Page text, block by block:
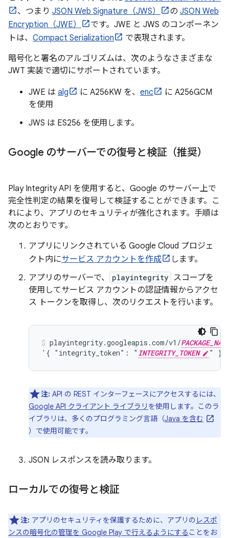
、つまり JSON Web Signature（JWS） の JSON Web
Encryption（JWE）
です。JWE と JWS のコンポーネン
トは、 Compact Serialization
で表現されます。
暗号化と署名のアルゴリズムは、次のようなさまざまな
JWT 実装で適切にサポートされています。
JWE は alg に A256KW を、 enc
に A256GCM
を使用
JWS は ES256 を使用します。
Google のサーバーでの復号と検証（推奨）
Play Integrity API を使用すると、Google のサーバー上で
完全性判定の結果を復号して検証することができます。こ
れにより、アプリのセキュリティが強化されます。手順は
次のとおりです。
アプリにリンクされている Google Cloud プロジェ
クト内にサービス アカウントを作成
します。
アプリのサーバーで、
playintegrity スコープを
使用してサービス アカウントの認証情報からアクセ
ス トークンを取得し、次のリクエストを行います。
playintegrity.googleapis.com/v1/
'{ "integrity_token": " INTEGRITY_TOKEN " }'
注: API の REST インターフェースにアクセスするには、
Google API クライアント ライブラリ を使用します。このラ
イブラリは、多くのプログラミング言語（Java を含む
）で使用可能です。
JSON レスポンスを読み取ります。
ローカルでの復号と検証
注: アプリのセキュリティを保護するために、アプリの レスポ
ンスの暗号化の管理を Google Play で行えるようにする ことをお